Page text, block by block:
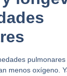
menos oxígeno.